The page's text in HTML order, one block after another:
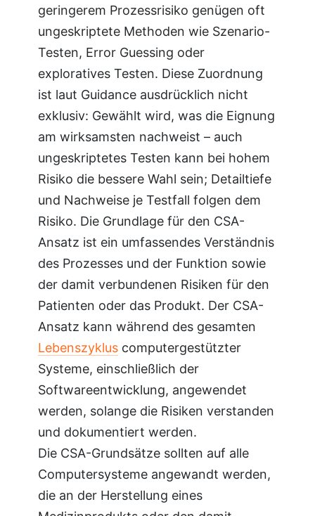
geringerem Prozessrisiko genügen oft
ungeskriptete Methoden wie Szenario-
Testen, Error Guessing oder
exploratives Testen. Diese Zuordnung
ist laut Guidance ausdrücklich nicht
exklusiv: Gewählt wird, was die Eignung
am wirksamsten nachweist – auch
ungeskriptetes Testen kann bei hohem
Risiko die bessere Wahl sein; Detailtiefe
und Nachweise je Testfall folgen dem
Risiko. Die Grundlage für den CSA-
Ansatz ist ein umfassendes Verständnis
des Prozesses und der Funktion sowie
der damit verbundenen Risiken für den
Patienten oder das Produkt. Der CSA-
Ansatz kann während des gesamten
Lebenszykluscomputergestützter
Systeme, einschließlich der
Softwareentwicklung, angewendet
werden, solange die Risiken verstanden
und dokumentiert werden.
Die CSA-Grundsätze sollten auf alle
Computersysteme angewandt werden,
die an der Herstellung eines